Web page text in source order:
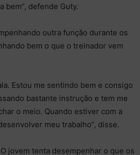
bem”, defende Guty.
outra função durante os
bem o que o treinador vem
Estou me sentindo bem e consigo
bastante instrução e tem me
o meio. Quando estiver com a
meu trabalho”, disse.
jovem tenta desempenhar o que os